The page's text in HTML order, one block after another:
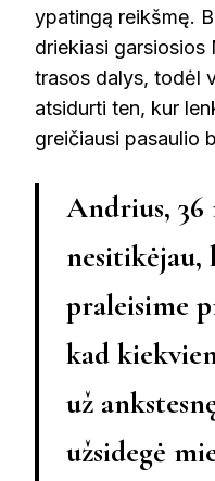
ypatingą reikšmę.
driekiasi garsiosios
trasos dalys, todėl
atsidurti ten, kur
greičiausi pasaulio
Andrius, 36
nesitikėjau,
praleisime
kad
už
užsidegė